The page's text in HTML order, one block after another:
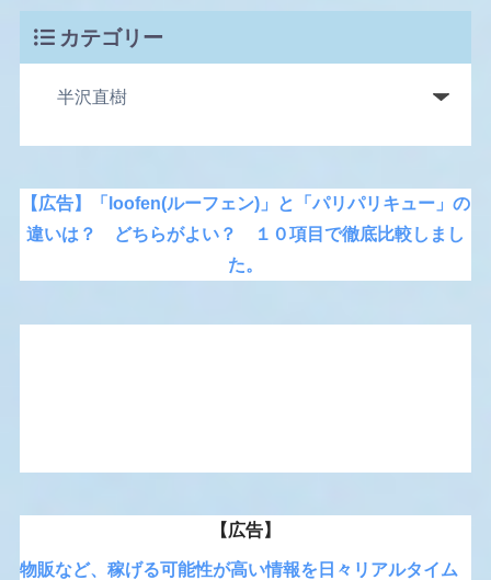
カテゴリー
【広告】「loofen(ルーフェン)」と「パリパリキュー」の
違いは？ どちらがよい？ １０項目で徹底比較しまし
た。
【広告】
物販など、稼げる可能性が高い情報を日々リアルタイム